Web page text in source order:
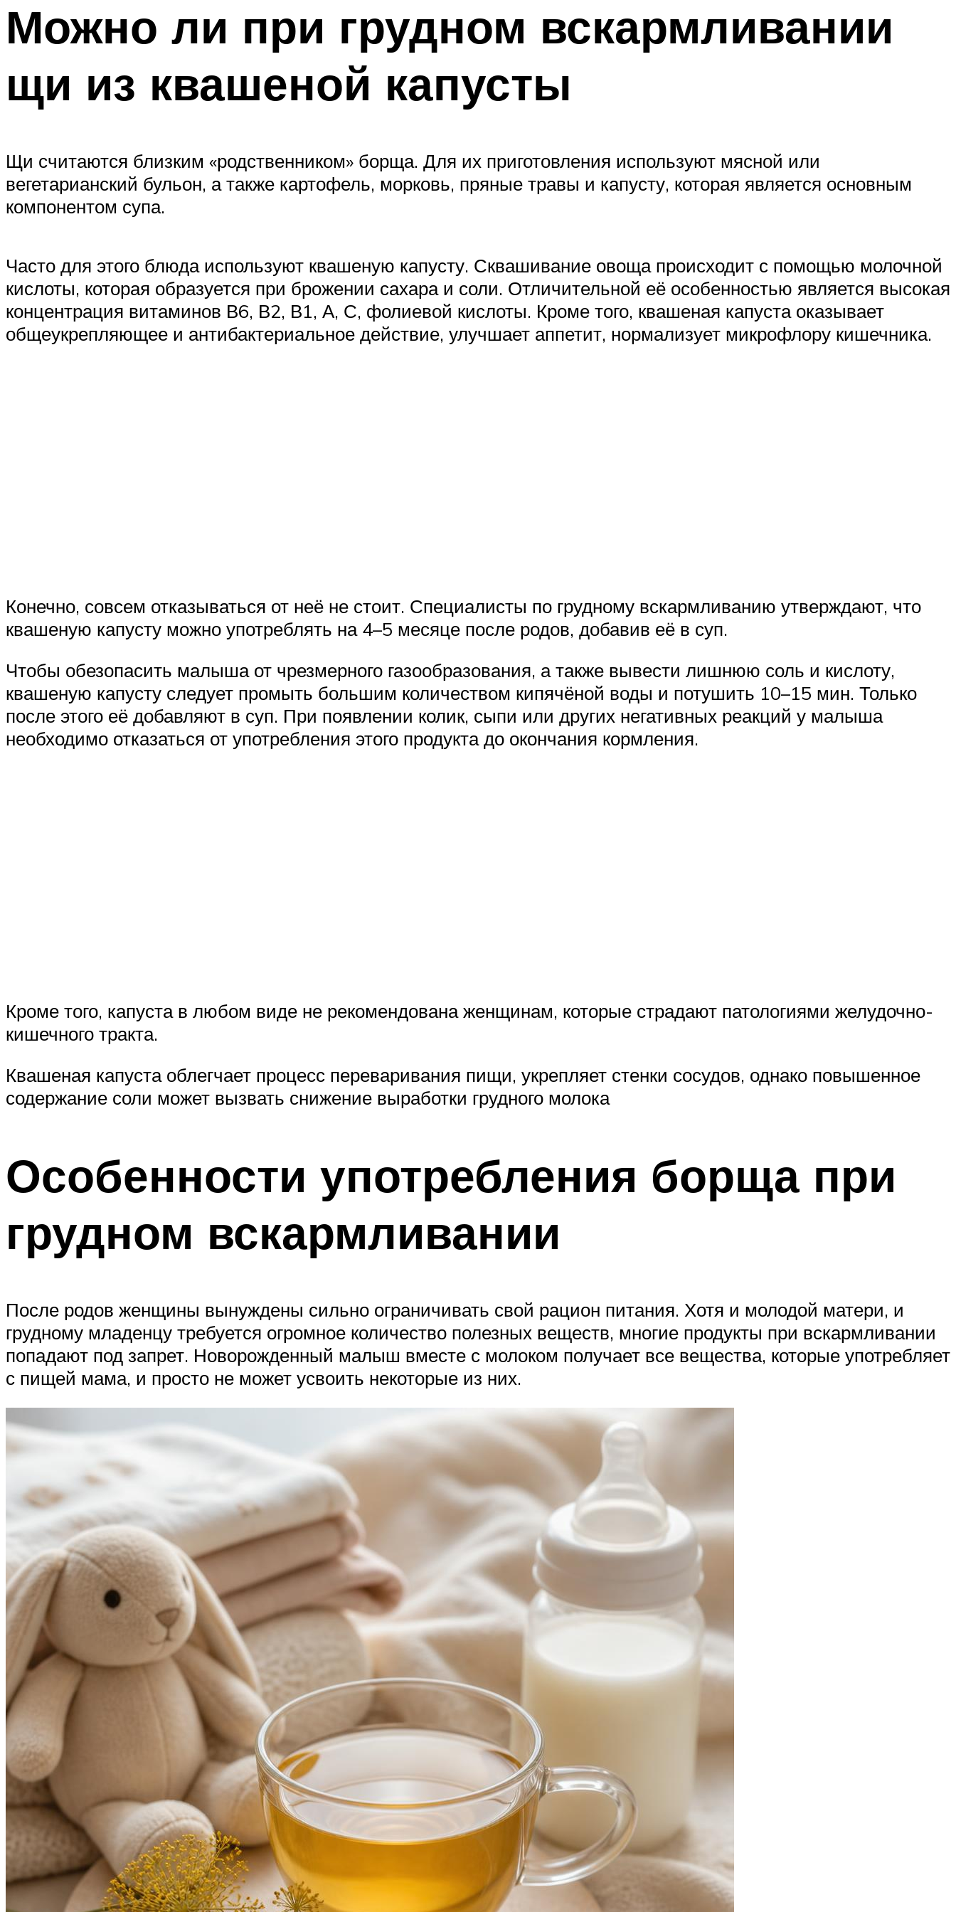
Можно ли при грудном вскармливании
щи из квашеной капусты
Щи считаются близким «родственником» борща. Для их приготовления используют мясной или
вегетарианский бульон, а также картофель, морковь, пряные травы и капусту, которая является основным
компонентом супа.
Часто для этого блюда используют квашеную капусту. Сквашивание овоща происходит с помощью молочной
кислоты, которая образуется при брожении сахара и соли. Отличительной её особенностью является высокая
концентрация витаминов В6, В2, В1, А, С, фолиевой кислоты. Кроме того, квашеная капуста оказывает
общеукрепляющее и антибактериальное действие, улучшает аппетит, нормализует микрофлору кишечника.
Конечно, совсем отказываться от неё не стоит. Специалисты по грудному вскармливанию утверждают, что
квашеную капусту можно употреблять на 4–5 месяце после родов, добавив её в суп.
Чтобы обезопасить малыша от чрезмерного газообразования, а также вывести лишнюю соль и кислоту,
квашеную капусту следует промыть большим количеством кипячёной воды и потушить 10–15 мин. Только
после этого её добавляют в суп. При появлении колик, сыпи или других негативных реакций у малыша
необходимо отказаться от употребления этого продукта до окончания кормления.
Кроме того, капуста в любом виде не рекомендована женщинам, которые страдают патологиями желудочно-
кишечного тракта.
Квашеная капуста облегчает процесс переваривания пищи, укрепляет стенки сосудов, однако повышенное
содержание соли может вызвать снижение выработки грудного молока
Особенности употребления борща при
грудном вскармливании
После родов женщины вынуждены сильно ограничивать свой рацион питания. Хотя и молодой матери, и
грудному младенцу требуется огромное количество полезных веществ, многие продукты при вскармливании
попадают под запрет. Новорожденный малыш вместе с молоком получает все вещества, которые употребляет
с пищей мама, и просто не может усвоить некоторые из них.